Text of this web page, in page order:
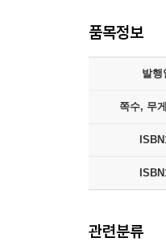
품목정보
발행
쪽수, 무
관련분류